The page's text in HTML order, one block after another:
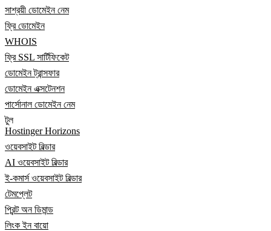
সাশ্রয়ী ডোমেইন নেম
ফ্রি ডোমেইন
WHOIS
ফ্রি SSL সার্টিফিকেট
ডোমেইন ট্রান্সফার
ডোমেইন এক্সটেনশন
পার্সোনাল ডোমেইন নেম
টুল
Hostinger Horizons
ওয়েবসাইট বিল্ডার
AI ওয়েবসাইট বিল্ডার
ই-কমার্স ওয়েবসাইট বিল্ডার
টেমপ্লেট
প্রিন্ট অন ডিমান্ড
লিংক ইন বায়ো